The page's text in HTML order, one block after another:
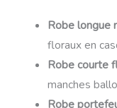
Robe longue
floraux en
Robe courte
manches
Robe